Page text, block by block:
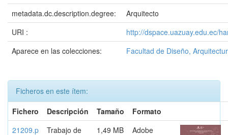
metadata.dc.description.degree:
Arquitecto
URI :
http://dspace.uazuay.edu.ec/
Aparece en las colecciones:
Facultad de Diseño,
Ficheros en este ítem:
Fichero
Descripción Tamaño
Formato
21209.p
Trabajo de
1,49 MB
Adobe